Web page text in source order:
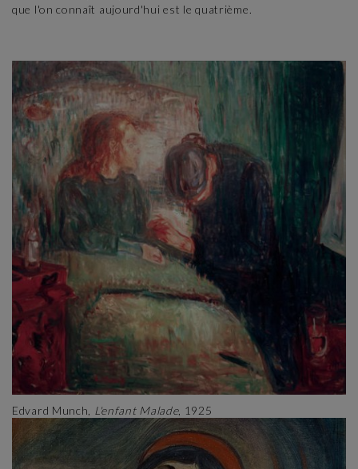
que l'on connaît aujourd'hui est le quatrième.
Edvard Munch, L'enfant Malade, 1925